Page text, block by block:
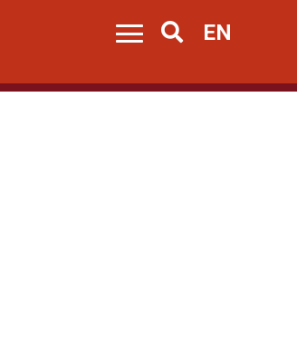
Search
EN